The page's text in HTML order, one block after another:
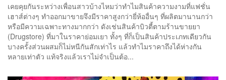
เคยคุยกันระหว่างเพื่อนสาวบ้างไหมว่าทำไมสินค้าความงามที่แฟชั่น
เฮาส์ต่างๆ ทำออกมาขายจึงมีราคาสูงกว่ายี่ห้ออื่นๆ ที่ผลิตมานานกว่า
หรือมีความเฉพาะทางมากกว่า ดังเช่นสินค้าบิวตี้ตามร้านขายยา
(Drugstore) ที่มาในราคาย่อมเยา ทั้งๆ ที่ก็เป็นสินค้าประเภทเดียวกัน
บางครั้งส่วนผสมก็ไม่หนีกันสักเท่าไร แล้วทำไมราคาถึงได้ห่างกัน
หลายเท่าตัว แท้จริงแล้วเราไม่จำเป็นต้อ...